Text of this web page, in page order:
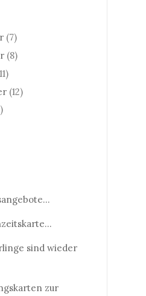
(7)
(8)
(12)
sind wieder
zur